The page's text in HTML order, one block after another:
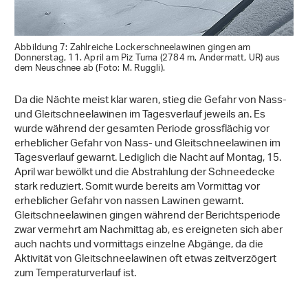
Abbildung 7: Zahlreiche Lockerschneelawinen gingen am
Donnerstag, 11. April am Piz Tuma (2784 m, Andermatt, UR) aus
dem Neuschnee ab (Foto: M. Ruggli).
Da die Nächte meist klar waren, stieg die Gefahr von Nass-
und Gleitschneelawinen im Tagesverlauf jeweils an. Es
wurde während der gesamten Periode grossflächig vor
erheblicher Gefahr von Nass- und Gleitschneelawinen im
Tagesverlauf gewarnt. Lediglich die Nacht auf Montag, 15.
April war bewölkt und die Abstrahlung der Schneedecke
stark reduziert. Somit wurde bereits am Vormittag vor
erheblicher Gefahr von nassen Lawinen gewarnt.
Gleitschneelawinen gingen während der Berichtsperiode
zwar vermehrt am Nachmittag ab, es ereigneten sich aber
auch nachts und vormittags einzelne Abgänge, da die
Aktivität von Gleitschneelawinen oft etwas zeitverzögert
zum Temperaturverlauf ist.